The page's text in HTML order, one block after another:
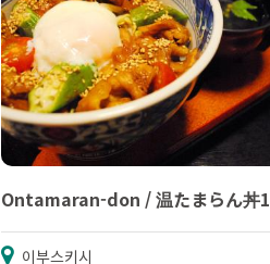
Ontamaran-don / 温たまらん丼1
이부스키시